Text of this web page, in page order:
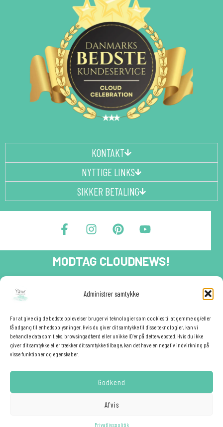
Administrer samtykke
For at give dig de bedste oplevelser bruger vi teknologier som cookies til at gemme og/eller
få adgang til enhedsoplysninger. Hvis du giver dit samtykke til disse teknologier, kan vi
behandle data som f.eks. browsingadfærd eller unikke ID'er på dette websted. Hvis du ikke
giver dit samtykke eller trækker dit samtykke tilbage, kan det have en negativ indvirkning på
visse funktioner og egenskaber.
Godkend
Afvis
Privatlivspolitik
KONTAKT
NYTTIGE LINKS
SIKKER BETALING
F
a
c
e
b
o
f
I
n
s
t
a
g
a
P
i
n
t
e
r
s
Y
o
t
u
b
MODTAG CLOUDNEWS!
festinspiration direkte i din indbakke.🎉
Fornavn
E-mail
Hemmelig rabat ❤️